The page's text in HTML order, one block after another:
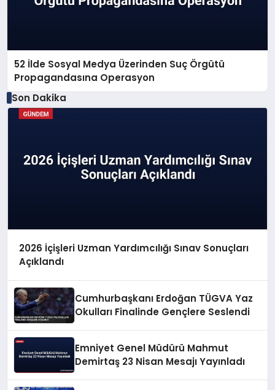
52 İlde Sosyal Medya Üzerinden Suç Örgütü
Propagandasına Operasyon
Son Dakika
2026 İçişleri Uzman Yardımcılığı Sınav Sonuçları
Açıklandı
Cumhurbaşkanı Erdoğan TÜGVA Yaz
Okulları Finalinde Gençlere Seslendi
Emniyet Genel Müdürü Mahmut
Demirtaş 23 Nisan Mesajı Yayınladı